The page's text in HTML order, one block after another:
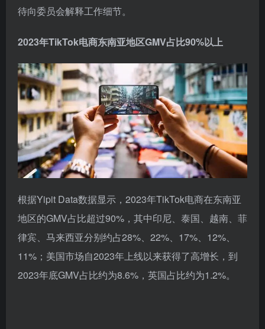
待向委员会解释工作细节。
2023年TikTok电商东南亚地区GMV占比90%以上
根据Yipit Data数据显示，2023年TikTok电商在东南亚
地区的GMV占比超过90%，其中印尼、泰国、越南、菲
律宾、马来西亚分别约占28%、22%、17%、12%、
11%；美国市场自2023年上线以来获得了高增长，到
2023年底GMV占比约为8.6%，英国占比约为1.2%。